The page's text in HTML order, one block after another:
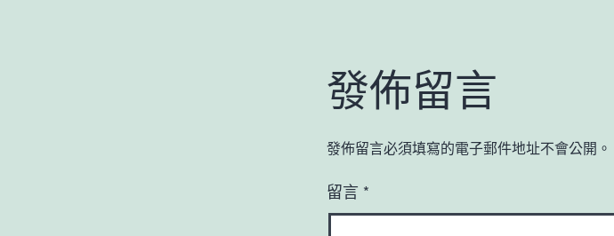
發佈留言
發佈留言必須填寫的電子郵件地址不會公開。
留言 *